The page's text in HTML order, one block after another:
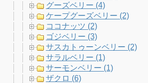
グーズベリー (4)
ケープグーズベリー (2)
ココナッツ (2)
ゴジベリー (3)
サスカトゥーンベリー (2)
サラルベリー (1)
サーモンベリー (1)
ザクロ (6)